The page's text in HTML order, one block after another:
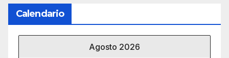
Calendario
Agosto 2026